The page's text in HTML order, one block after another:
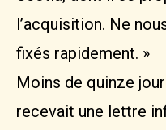
l’acquisition. Ne
fixés rapidement. »
Moins de quinze
recevait une lettre